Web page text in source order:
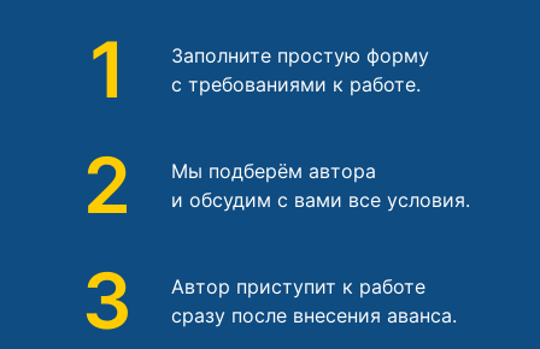
1
Заполните простую форму
с требованиями к работе.
2
Мы подберём автора
и обсудим с вами все условия.
3
Автор приступит к работе
сразу после внесения аванса.